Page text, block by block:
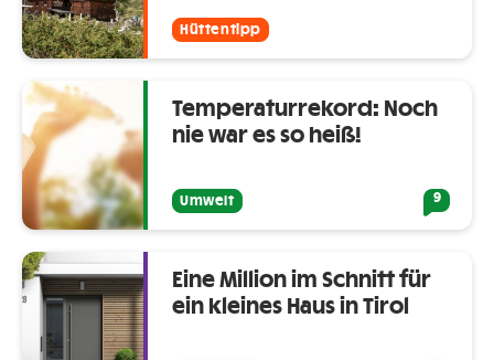
Hüttentipp
Temperaturrekord: Noch
nie war es so heiß!
Umwelt 9
Eine Million im Schnitt für
ein kleines Haus in Tirol